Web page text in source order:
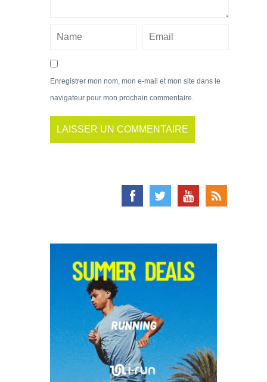
Enregistrer mon nom, mon e-mail et mon site dans le
navigateur pour mon prochain commentaire.